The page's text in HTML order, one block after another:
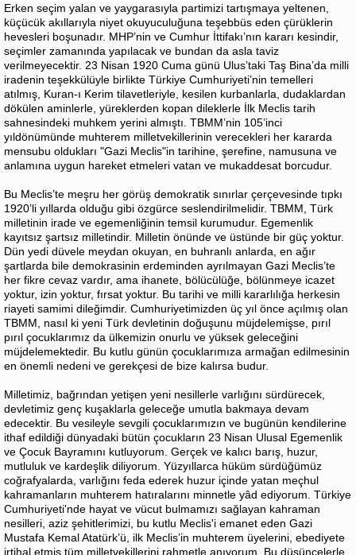
Erken seçim yalan ve yaygarasıyla partimizi tartışmaya yeltenen,
küçücük akıllarıyla niyet okuyuculuğuna teşebbüs eden çürüklerin
hevesleri boşunadır. MHP’nin ve Cumhur İttifakı’nın kararı kesindir,
seçimler zamanında yapılacak ve bundan da asla taviz
verilmeyecektir. 23 Nisan 1920 Cuma günü Ulus’taki Taş Bina’da milli
iradenin teşekkülüyle birlikte Türkiye Cumhuriyeti’nin temelleri
atılmış, Kuran-ı Kerim tilavetleriyle, kesilen kurbanlarla, dudaklardan
dökülen aminlerle, yüreklerden kopan dileklerle İlk Meclis tarih
sahnesindeki muhkem yerini almıştı. TBMM’nin 105’inci
yıldönümünde muhterem milletvekillerinin verecekleri her kararda
mensubu oldukları "Gazi Meclis"in tarihine, şerefine, namusuna ve
anlamına uygun hareket etmeleri vatan ve mukaddesat borcudur.
Bu Meclis’te meşru her görüş demokratik sınırlar çerçevesinde tıpkı
1920’li yıllarda olduğu gibi özgürce seslendirilmelidir. TBMM, Türk
milletinin irade ve egemenliğinin temsil kurumudur. Egemenlik
kayıtsız şartsız milletindir. Milletin önünde ve üstünde bir güç yoktur.
Dün yedi düvele meydan okuyan, en buhranlı anlarda, en ağır
şartlarda bile demokrasinin erdeminden ayrılmayan Gazi Meclis’te
her fikre cevaz vardır, ama ihanete, bölücülüğe, bölünmeye icazet
yoktur, izin yoktur, fırsat yoktur. Bu tarihi ve milli kararlılığa herkesin
riayeti samimi dileğimdir. Cumhuriyetimizden üç yıl önce açılmış olan
TBMM, nasıl ki yeni Türk devletinin doğuşunu müjdelemişse, pırıl
pırıl çocuklarımız da ülkemizin onurlu ve yüksek geleceğini
müjdelemektedir. Bu kutlu günün çocuklarımıza armağan edilmesinin
en önemli nedeni ve gerekçesi de bize kalırsa budur.
Milletimiz, bağrından yetişen yeni nesillerle varlığını sürdürecek,
devletimiz genç kuşaklarla geleceğe umutla bakmaya devam
edecektir. Bu vesileyle sevgili çocuklarımızın ve bugünün kendilerine
ithaf edildiği dünyadaki bütün çocukların 23 Nisan Ulusal Egemenlik
ve Çocuk Bayramını kutluyorum. Gerçek ve kalıcı barış, huzur,
mutluluk ve kardeşlik diliyorum. Yüzyıllarca hüküm sürdüğümüz
coğrafyalarda, varlığını feda ederek huzur içinde yatan meçhul
kahramanların muhterem hatıralarını minnetle yâd ediyorum. Türkiye
Cumhuriyeti'nde hayat ve vücut bulmamızı sağlayan kahraman
nesilleri, aziz şehitlerimizi, bu kutlu Meclis'i emanet eden Gazi
Mustafa Kemal Atatürk’ü, ilk Meclis’in muhterem üyelerini, ebediyete
irtihal etmiş tüm milletvekillerini rahmetle anıyorum. Bu düşüncelerle